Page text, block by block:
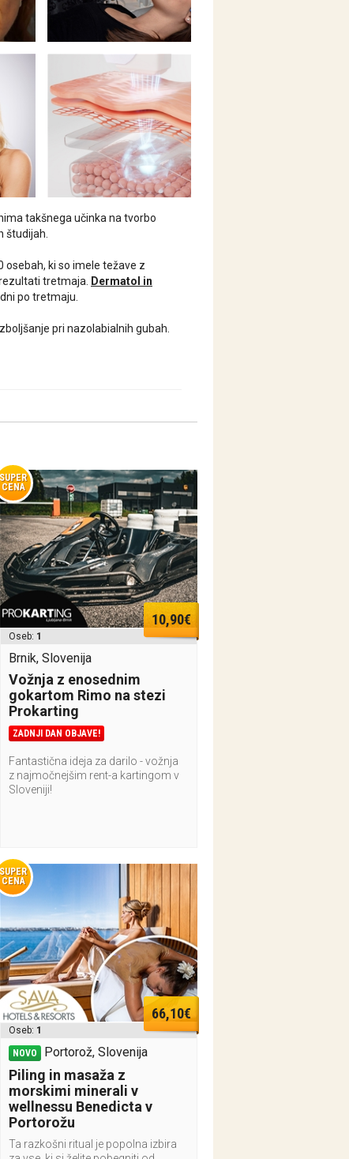
takšnega učinka na tvorbo
študijah.
osebah, ki so imele težave z
tretmaja.
Dermatol in
po tretmaju.
pri nazolabialnih gubah.
SUPER
CENA
10,90€
Oseb: 1
Brnik, Slovenija
Vožnja z enosednim
gokartom Rimo na stezi
Prokarting
ZADNJI DAN OBJAVE!
Fantastična ideja za darilo - vožnja
z najmočnejšim rent-a kartingom v
Sloveniji!
SUPER
CENA
66,10€
Oseb: 1
NOVO Portorož, Slovenija
Piling in masaža z
morskimi minerali v
wellnessu Benedicta v
Portorožu
Ta razkošni ritual je popolna izbira